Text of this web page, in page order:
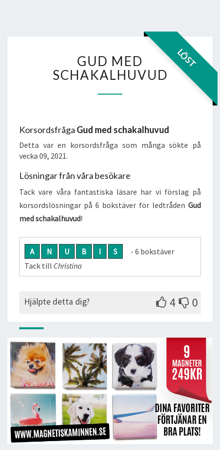
LÖST
MED
SCHAKALHUVUD
GUD MED
SCHAKALHUVUD
Korsordsfråga Gud med schakalhuvud
Detta var en korsordsfråga som många sökte på
vecka 09, 2021.
Lösningar från våra besökare
Tack vare våra fantastiska läsare har vi förslag på
korsordslösningar på 6 bokstäver för ledtråden Gud
med schakalhuvud!
A N U B I S
- 6 bokstäver
Tack till Christina
Hjälpte detta dig? 4 0